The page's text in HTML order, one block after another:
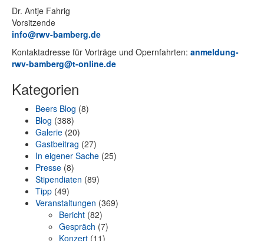
Dr. Ant­je Fahrig
Vorsitzende
info@rwv-bamberg.de
Kon­takt­adres­se für Vor­trä­ge und Opern­fahr­ten: anmeldung-
rwv-bamberg@t-online.de
Kategorien
Beers Blog (8)
Blog (388)
Galerie (20)
Gastbeitrag (27)
In eigener Sache (25)
Presse (8)
Stipendiaten (89)
Tipp (49)
Veranstaltungen (369)
Bericht (82)
Gespräch (7)
Konzert (11)